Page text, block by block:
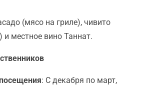
(мясо на гриле), чивито
и местное вино Таннат.
: С декабря по март,